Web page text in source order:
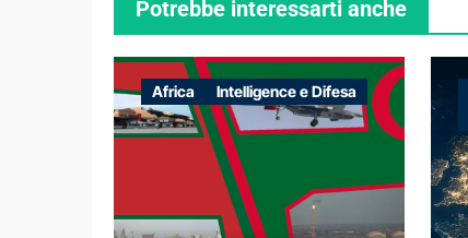
Potrebbe interessarti anche
Africa Intelligence e Difesa